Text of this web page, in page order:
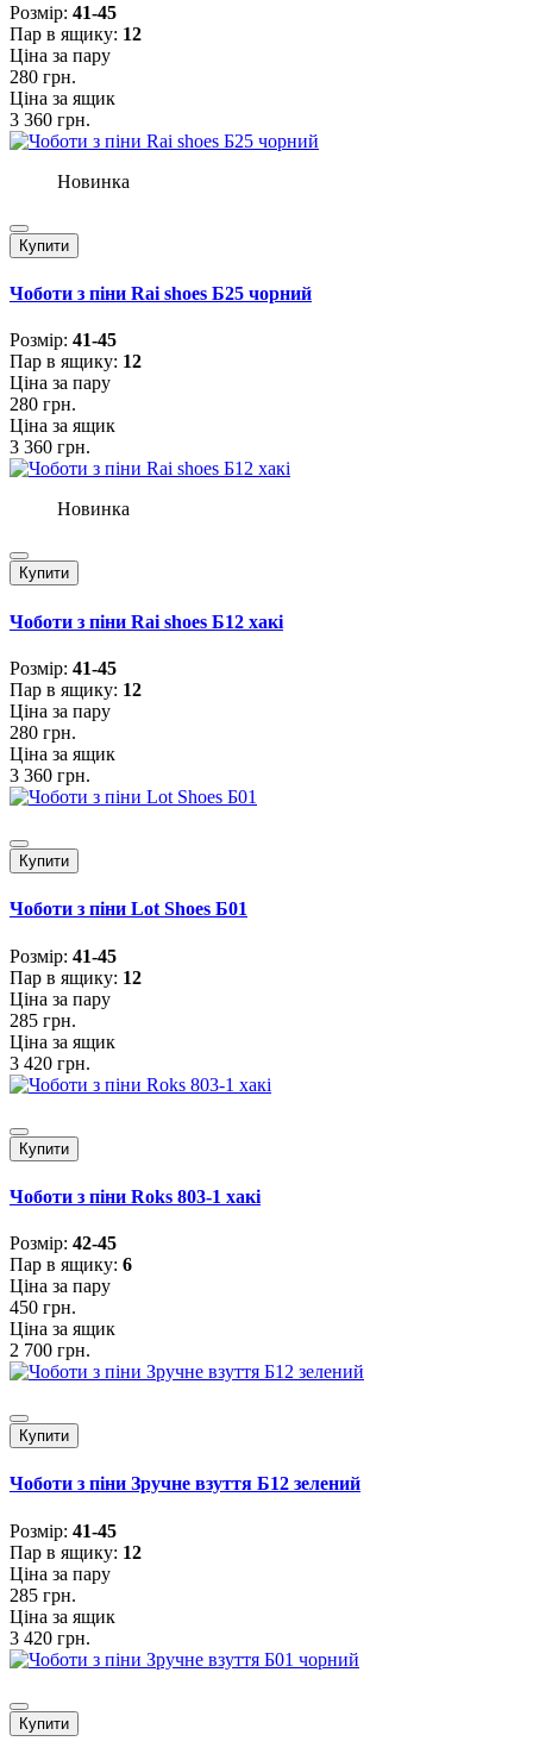
Розмiр: 41-45
Пар в ящику: 12
Ціна за пару
280 грн.
Ціна за ящик
3 360 грн.
Новинка
Купити
Чоботи з піни Rai shoes Б25 чорний
Розмiр: 41-45
Пар в ящику: 12
Ціна за пару
280 грн.
Ціна за ящик
3 360 грн.
Новинка
Купити
Чоботи з піни Rai shoes Б12 хакі
Розмiр: 41-45
Пар в ящику: 12
Ціна за пару
280 грн.
Ціна за ящик
3 360 грн.
Купити
Чоботи з піни Lot Shoes Б01
Розмiр: 41-45
Пар в ящику: 12
Ціна за пару
285 грн.
Ціна за ящик
3 420 грн.
Купити
Чоботи з піни Roks 803-1 хакі
Розмiр: 42-45
Пар в ящику: 6
Ціна за пару
450 грн.
Ціна за ящик
2 700 грн.
Купити
Чоботи з піни Зручне взуття Б12 зелений
Розмiр: 41-45
Пар в ящику: 12
Ціна за пару
285 грн.
Ціна за ящик
3 420 грн.
Купити